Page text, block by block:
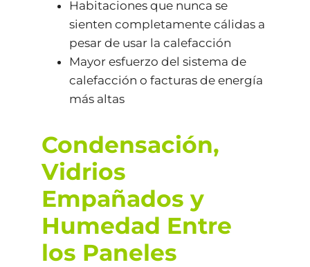
Habitaciones que nunca se
sienten completamente cálidas a
pesar de usar la calefacción
Mayor esfuerzo del sistema de
calefacción o facturas de energía
más altas
Condensación,
Vidrios
Empañados y
Humedad Entre
los Paneles